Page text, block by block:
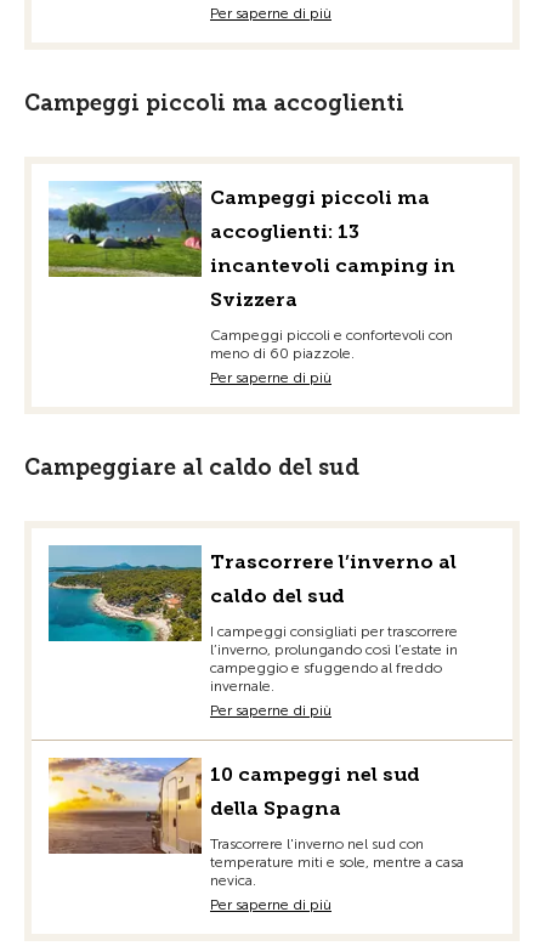
Per saperne di più
Campeggi piccoli ma accoglienti
Campeggi piccoli ma
accoglienti: 13
incantevoli camping in
Svizzera
Campeggi piccoli e confortevoli con
meno di 60 piazzole.
Per saperne di più
Campeggiare al caldo del sud
Trascorrere l’inverno al
caldo del sud
I campeggi consigliati per trascorrere
l’inverno, prolungando così l’estate in
campeggio e sfuggendo al freddo
invernale.
Per saperne di più
10 campeggi nel sud
della Spagna
Trascorrere l'inverno nel sud con
temperature miti e sole, mentre a casa
nevica.
Per saperne di più